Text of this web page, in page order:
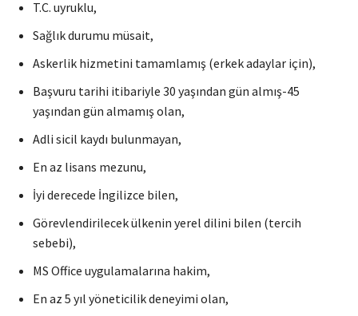
T.C. uyruklu,
Sağlık durumu müsait,
Askerlik hizmetini tamamlamış (erkek adaylar için),
Başvuru tarihi itibariyle 30 yaşından gün almış-45
yaşından gün almamış olan,
Adli sicil kaydı bulunmayan,
En az lisans mezunu,
İyi derecede İngilizce bilen,
Görevlendirilecek ülkenin yerel dilini bilen (tercih
sebebi),
MS Office uygulamalarına hakim,
En az 5 yıl yöneticilik deneyimi olan,